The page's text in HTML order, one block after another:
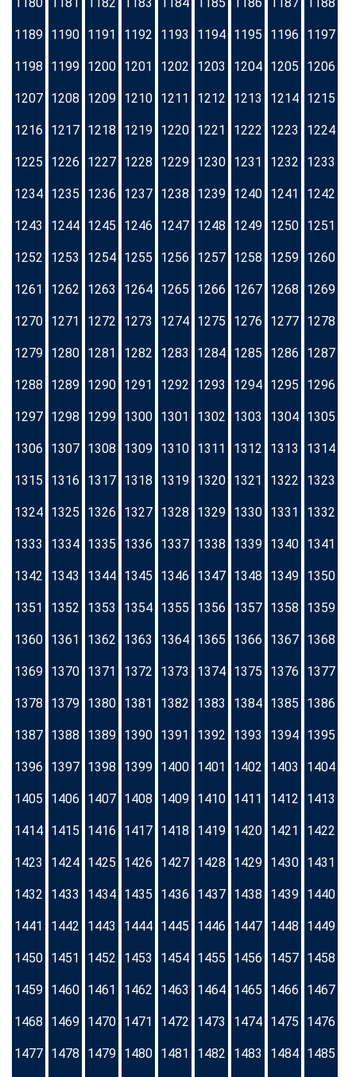
1189 1190 1191 1192 1193 1194 1195 1196 1197
1198 1199 1200 1201 1202 1203 1204 1205 1206
1207 1208 1209 1210 1211 1212 1213 1214 1215
1216 1217 1218 1219 1220 1221 1222 1223 1224
1225 1226 1227 1228 1229 1230 1231 1232 1233
1234 1235 1236 1237 1238 1239 1240 1241 1242
1243 1244 1245 1246 1247 1248 1249 1250 1251
1252 1253 1254 1255 1256 1257 1258 1259 1260
1261 1262 1263 1264 1265 1266 1267 1268 1269
1270 1271 1272 1273 1274 1275 1276 1277 1278
1279 1280 1281 1282 1283 1284 1285 1286 1287
1288 1289 1290 1291 1292 1293 1294 1295 1296
1297 1298 1299 1300 1301 1302 1303 1304 1305
1306 1307 1308 1309 1310 1311 1312 1313 1314
1315 1316 1317 1318 1319 1320 1321 1322 1323
1324 1325 1326 1327 1328 1329 1330 1331 1332
1333 1334 1335 1336 1337 1338 1339 1340 1341
1342 1343 1344 1345 1346 1347 1348 1349 1350
1351 1352 1353 1354 1355 1356 1357 1358 1359
1360 1361 1362 1363 1364 1365 1366 1367 1368
1369 1370 1371 1372 1373 1374 1375 1376 1377
1378 1379 1380 1381 1382 1383 1384 1385 1386
1387 1388 1389 1390 1391 1392 1393 1394 1395
1396 1397 1398 1399 1400 1401 1402 1403 1404
1405 1406 1407 1408 1409 1410 1411 1412 1413
1414 1415 1416 1417 1418 1419 1420 1421 1422
1423 1424 1425 1426 1427 1428 1429 1430 1431
1432 1433 1434 1435 1436 1437 1438 1439 1440
1441 1442 1443 1444 1445 1446 1447 1448 1449
1450 1451 1452 1453 1454 1455 1456 1457 1458
1459 1460 1461 1462 1463 1464 1465 1466 1467
1468 1469 1470 1471 1472 1473 1474 1475 1476
1477 1478 1479 1480 1481 1482 1483 1484 1485